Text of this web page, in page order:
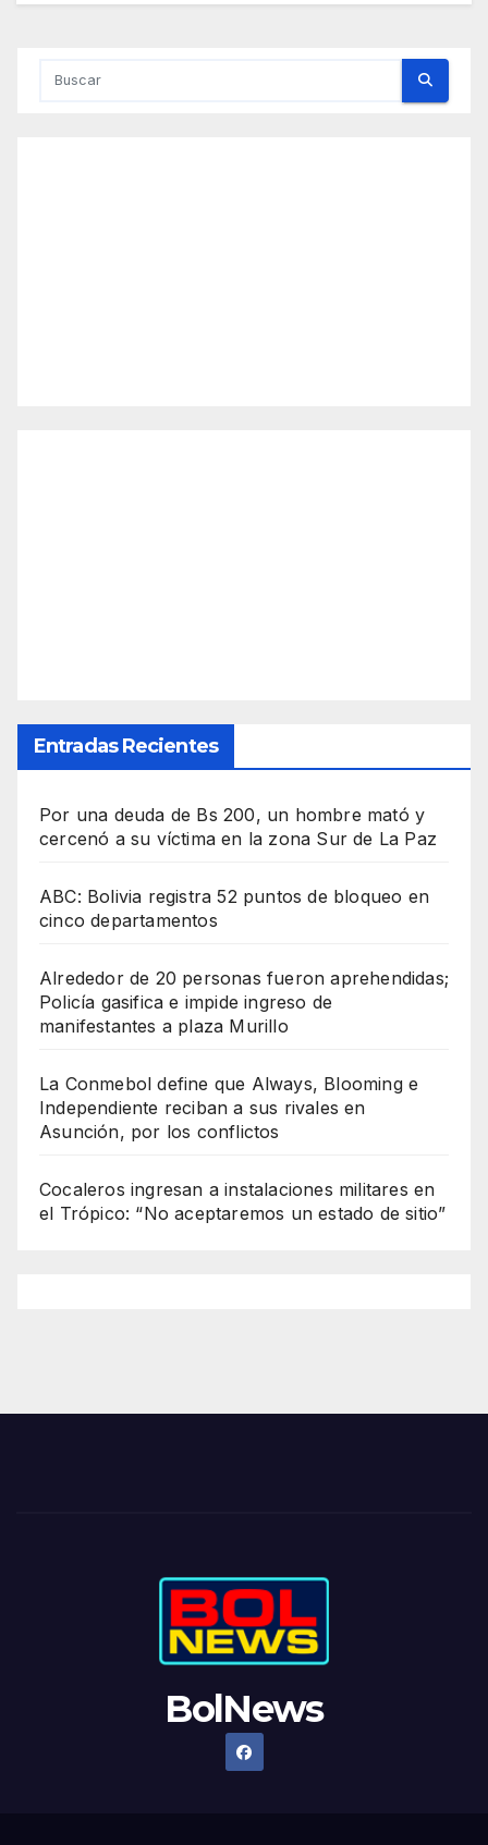
Entradas Recientes
Por una deuda de Bs 200, un hombre mató y
cercenó a su víctima en la zona Sur de La Paz
ABC: Bolivia registra 52 puntos de bloqueo en
cinco departamentos
Alrededor de 20 personas fueron aprehendidas;
Policía gasifica e impide ingreso de
manifestantes a plaza Murillo
La Conmebol define que Always, Blooming e
Independiente reciban a sus rivales en
Asunción, por los conflictos
Cocaleros ingresan a instalaciones militares en
el Trópico: “No aceptaremos un estado de sitio”
BolNews